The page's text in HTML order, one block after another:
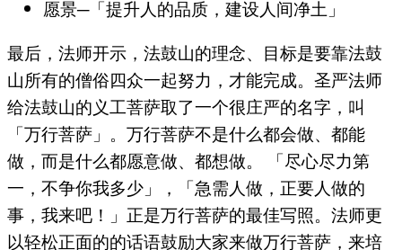
愿景─「提升人的品质，建设人间净土」
最后，法师开示，法鼓山的理念、目标是要靠法鼓
山所有的僧俗四众一起努力，才能完成。圣严法师
给法鼓山的义工菩萨取了一个很庄严的名字，叫
「万行菩萨」。万行菩萨不是什么都会做、都能
做，而是什么都愿意做、都想做。 「尽心尽力第
一，不争你我多少」，「急需人做，正要人做的
事，我来吧！」正是万行菩萨的最佳写照。法师更
以轻松正面的的话语鼓励大家来做万行菩萨，来培